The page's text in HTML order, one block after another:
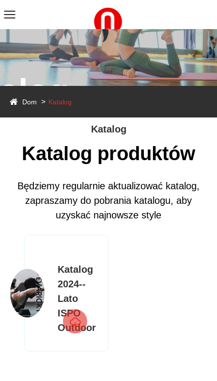
Dom Katalog
Katalog
Katalog produktów
Będziemy regularnie aktualizować katalog,
zapraszamy do pobrania katalogu, aby
uzyskać najnowsze style
Katalog
2024--
Lato
ISPO
Outdoor
